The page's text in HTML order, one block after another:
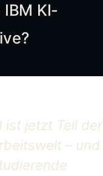
KI-
ist jetzt Teil der
– und